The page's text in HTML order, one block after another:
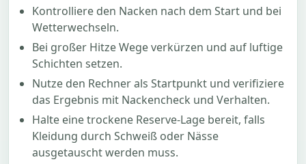
Kontrolliere den Nacken nach dem Start und bei
Wetterwechseln.
Bei großer Hitze Wege verkürzen und auf luftige
Schichten setzen.
Nutze den Rechner als Startpunkt und verifiziere
das Ergebnis mit Nackencheck und Verhalten.
Halte eine trockene Reserve-Lage bereit, falls
Kleidung durch Schweiß oder Nässe
ausgetauscht werden muss.